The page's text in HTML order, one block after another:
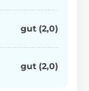
gut (2,0)
gut (2,0)